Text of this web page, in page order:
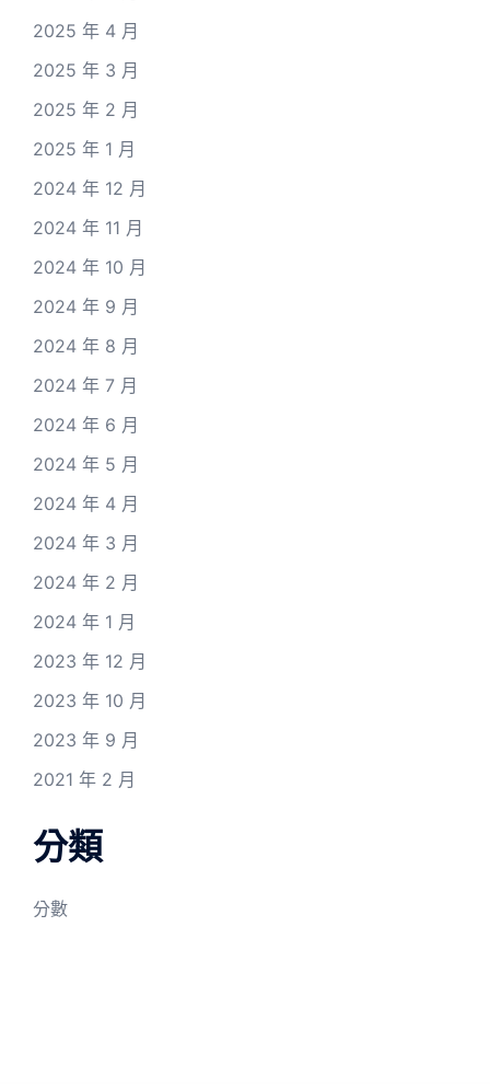
2025 年 4 月
2025 年 3 月
2025 年 2 月
2025 年 1 月
2024 年 12 月
2024 年 11 月
2024 年 10 月
2024 年 9 月
2024 年 8 月
2024 年 7 月
2024 年 6 月
2024 年 5 月
2024 年 4 月
2024 年 3 月
2024 年 2 月
2024 年 1 月
2023 年 12 月
2023 年 10 月
2023 年 9 月
2021 年 2 月
分類
分數